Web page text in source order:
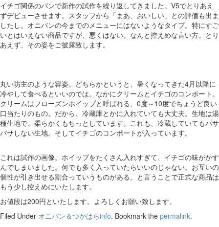
イチゴ関係のパンで新作の試作を繰り返してきました。V5でとりあえ
ずデビューさせます。スタッフから「まあ、おいしい」との評価も出ま
したし。オニパンの今までのメニューにはないようなタイプ。特にすご
いとはいえない商品ですが、悪くはない。なんと控えめな言い方。とり
あえず、その姿をご披露致します。
丸い坊主のような容姿。どちらかというと、暑くなってきた4月以降に
冷やして食べるといいのでは。なかにクリームとイチゴのコンポート。
クリームはフローズンホイップと呼ばれる、0度～10度でちょうど良い
口当たりのもの。だから、冷蔵庫とかに入れていても大丈夫。生地は湯
種生地で、柔らかくもちっとしています。これも、冷蔵していてもパサ
パサしない生地。そしてイチゴのコンポートが入っています。
これは試作の画像。ホイップをたくさん入れすぎて、イチゴの味がかす
んでしまいました。何でも多く入っていたらいいのじゃない。お互いの
個性が引き出せる割合っていうものがある。と言うことで正式な商品は
もう少し控えめにいたします。
お値段は200円といたします。よろしくお願い致します。
Filed Under オニパン＆つかはらinfo. Bookmark the permalink.